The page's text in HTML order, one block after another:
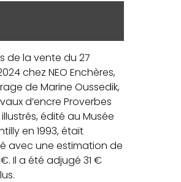
de la vente du 27
chez NEO Enchères,
de Marine Oussedik,
d’encre Proverbes
édité au Musée
en 1993, était
avec une estimation de
Il a été adjugé 31 €